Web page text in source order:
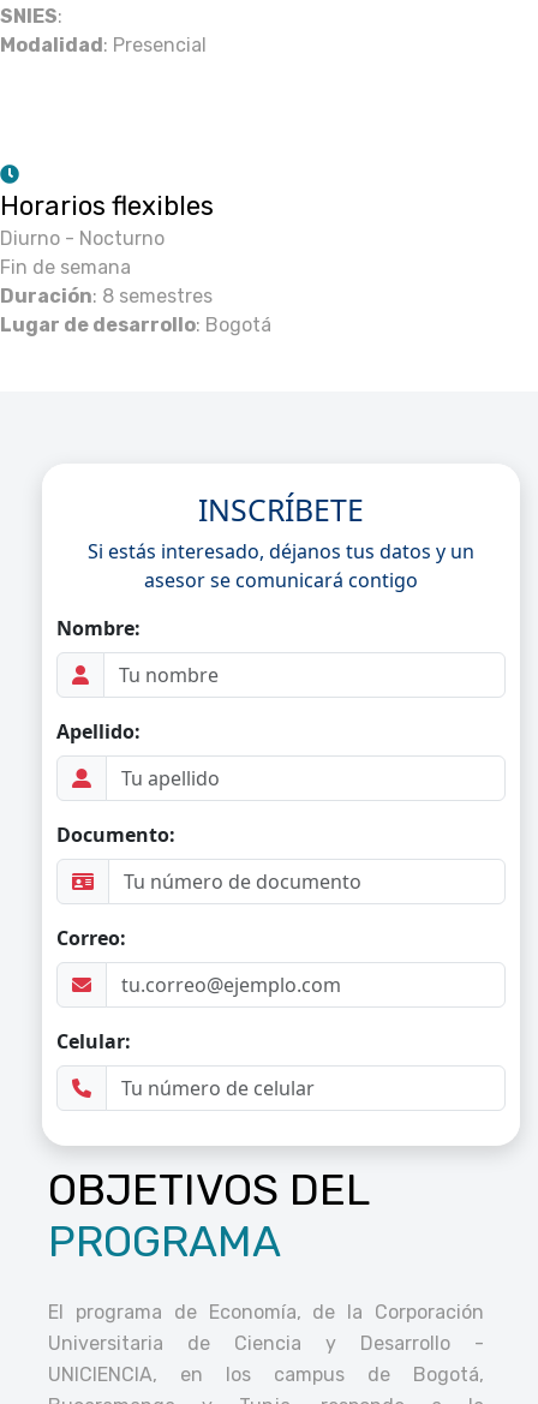
SNIES:
Modalidad: Presencial
Horarios flexibles
Diurno - Nocturno
Fin de semana
Duración: 8 semestres
Lugar de desarrollo: Bogotá
OBJETIVOS DEL
PROGRAMA
El programa de Economía, de la Corporación
Universitaria de Ciencia y Desarrollo -
UNICIENCIA, en los campus de Bogotá,